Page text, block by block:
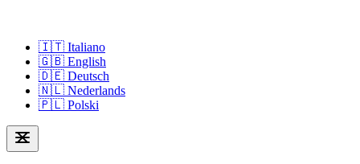
🇮🇹 Italiano
🇬🇧 English
🇩🇪 Deutsch
🇳🇱 Nederlands
🇵🇱 Polski